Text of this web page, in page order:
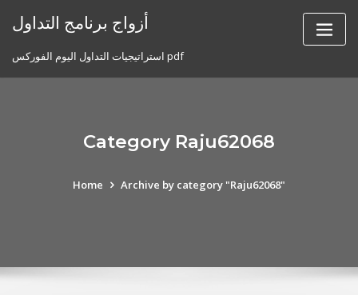
أزواج برنامج التداول
استراتيجيات التداول اليوم الفوركس pdf
Category Raju62068
Home Archive by category "Raju62068"